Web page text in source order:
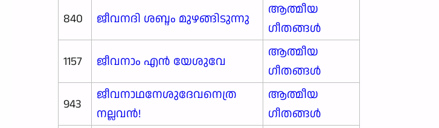
840
ജീവനദി ശബ്ദം മുഴങ്ങിടുന്നു
ആത്മീയ
ഗീതങ്ങൾ
1157
ജീവനാം എൻ യേശുവേ
ആത്മീയ
ഗീതങ്ങൾ
943
ജീവനാഥനേശുദേവനെത്ര
നല്ലവൻ!
ആത്മീയ
ഗീതങ്ങൾ